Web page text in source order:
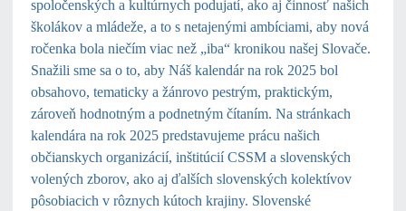
spoločenských a kultúrnych podujatí, ako aj činnosť našich
školákov a mládeže, a to s netajenými ambíciami, aby nová
ročenka bola niečím viac než „iba“ kronikou našej Slovače.
Snažili sme sa o to, aby Náš kalendár na rok 2025 bol
obsahovo, tematicky a žánrovo pestrým, praktickým,
zároveň hodnotným a podnetným čítaním. Na stránkach
kalendára na rok 2025 predstavujeme prácu našich
občianskych organizácií, inštitúcií CSSM a slovenských
volených zborov, ako aj ďalších slovenských kolektívov
pôsobiacich v rôznych kútoch krajiny. Slovenské